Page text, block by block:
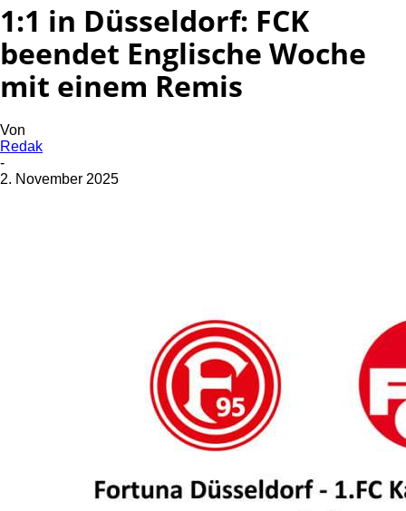
1:1 in Düsseldorf: FCK
beendet Englische Woche
mit einem Remis
Von
Redak
-
2. November 2025